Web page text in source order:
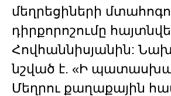
մեղրեցիների
դիրքորոշումը
Հովհաննիսյանին:
նշված է. «Ի
Մեղրու քաղաքային